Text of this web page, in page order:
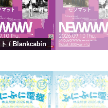
ト / Blankcabin